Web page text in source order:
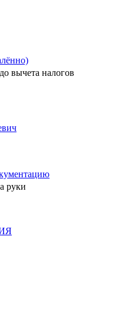
до вычета налогов
руки